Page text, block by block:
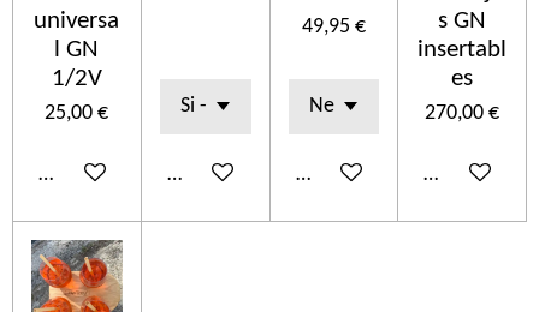
universa
l GN
1/2V
25,00 €
Añadir al carritoAñadir al carrito
49,95 €
Añadir al carrito
s GN
insertabl
es
270,00 €
Añadir al